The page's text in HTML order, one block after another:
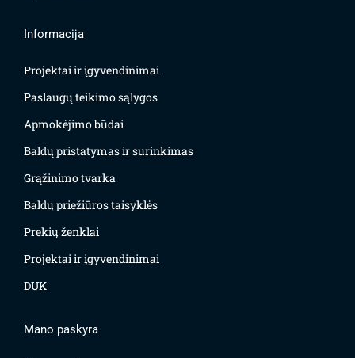
Informacija
Projektai ir įgyvendinimai
Paslaugų teikimo sąlygos
Apmokėjimo būdai
Baldų pristatymas ir surinkimas
Grąžinimo tvarka
Baldų priežiūros taisyklės
Prekių ženklai
Projektai ir įgyvendinimai
DUK
Mano paskyra